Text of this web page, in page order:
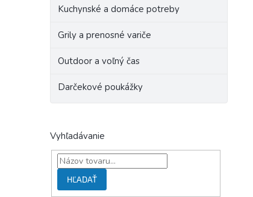
Kuchynské a domáce potreby
Grily a prenosné variče
Outdoor a voľný čas
Darčekové poukážky
Vyhľadávanie
HĽADAŤ